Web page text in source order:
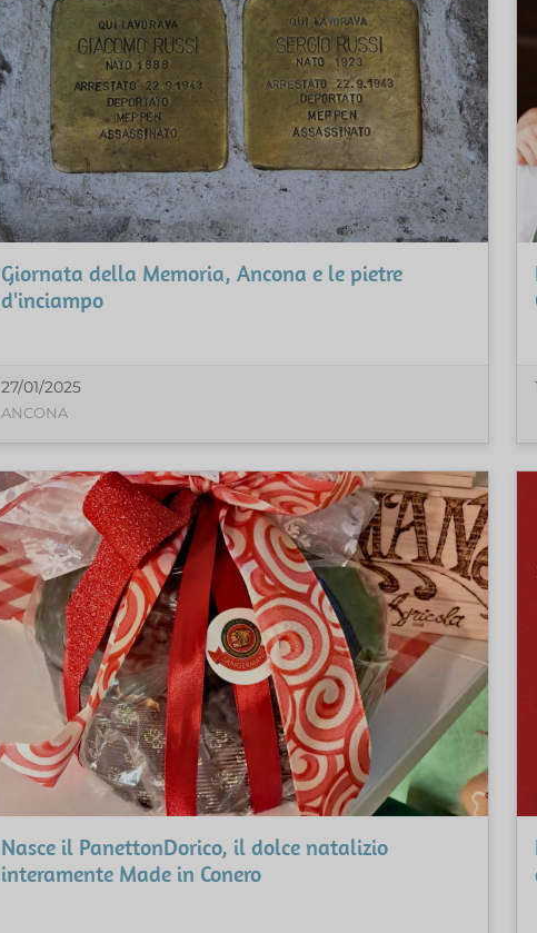
Giornata della Memoria, Ancona e le pietre
d'inciampo
27/01/2025
ANCONA
Nasce il PanettonDorico, il dolce natalizio
interamente Made in Conero